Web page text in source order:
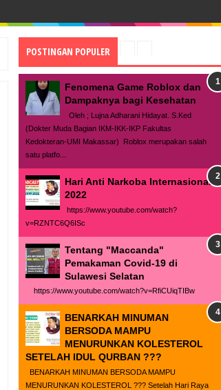
POSTINGAN POPULER
Fenomena Game Roblox dan
Dampaknya bagi Kesehatan
Oleh ; Lujna Adharani Hidayat. S.Ked
(Dokter Muda Bagian IKM-IKK-IKP Fakultas
Kedokteran-UMI Makassar) Roblox merupakan salah
satu platfo...
Hari Anti Narkoba Internasional
2022
https://www.youtube.com/watch?
v=RZNTC6Q6ISc
Tentang "Maccanda"
Pemakaman Covid-19 di
Sulawesi Selatan
https://www.youtube.com/watch?v=RfiCUiqTIBw
BENARKAH MINUMAN
BERSODA MAMPU
MENURUNKAN KOLESTEROL
SETELAH IDUL QURBAN ???
BENARKAH MINUMAN BERSODA MAMPU
MENURUNKAN KOLESTEROL ??? Setelah Hari Raya